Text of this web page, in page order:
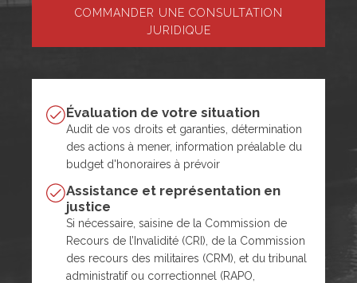
COMMANDER UNE CONSULTATION
JURIDIQUE
Évaluation de votre situation
Audit de vos droits et garanties, détermination
des actions à mener, information préalable du
budget d'honoraires à prévoir
Assistance et représentation en
justice
Si nécessaire, saisine de la Commission de
Recours de l’Invalidité (CRI), de la Commission
des recours des militaires (CRM), et du tribunal
administratif ou correctionnel (RAPO,